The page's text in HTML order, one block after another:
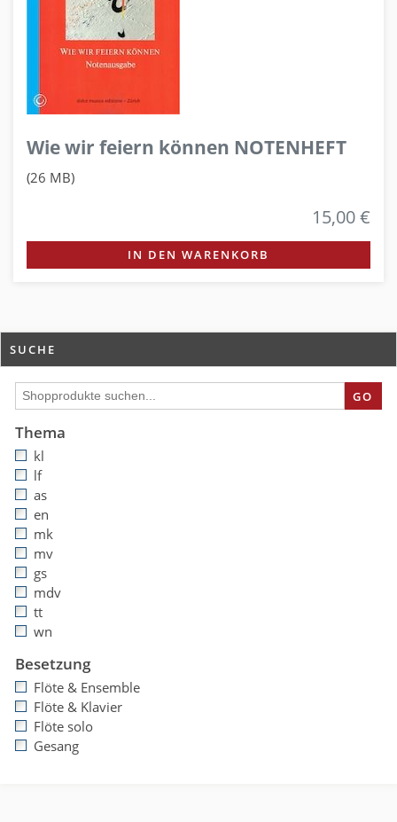
Wie wir feiern können NOTENHEFT
(26 MB)
15,00 €
IN DEN WARENKORB
SUCHE
GO
Thema
kl
lf
as
en
mk
mv
gs
mdv
tt
wn
Besetzung
Flöte & Ensemble
Flöte & Klavier
Flöte solo
Gesang